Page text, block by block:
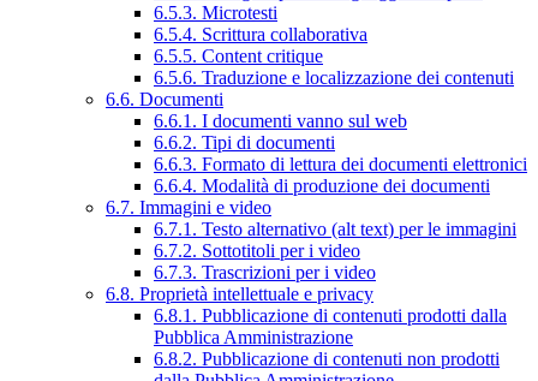
6.5.3. Microtesti
6.5.4. Scrittura collaborativa
6.5.5. Content critique
6.5.6. Traduzione e localizzazione dei contenuti
6.6. Documenti
6.6.1. I documenti vanno sul web
6.6.2. Tipi di documenti
6.6.3. Formato di lettura dei documenti elettronici
6.6.4. Modalità di produzione dei documenti
6.7. Immagini e video
6.7.1. Testo alternativo (alt text) per le immagini
6.7.2. Sottotitoli per i video
6.7.3. Trascrizioni per i video
6.8. Proprietà intellettuale e privacy
6.8.1. Pubblicazione di contenuti prodotti dalla
Pubblica Amministrazione
6.8.2. Pubblicazione di contenuti non prodotti